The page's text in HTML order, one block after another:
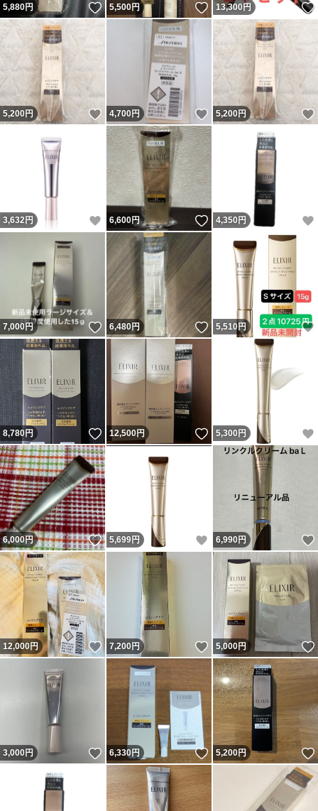
5,880円 いいね！
5,500円 いいね！
13,300 円
5,200円 いいね！
4,700円 いいね！
5,200円
3,632円 いいね！
6,600円 いいね！
4,350 円
7,000円 いいね！
6,480円 いいね！
5,510円
8,780円 いいね！
12,500円 いいね！
5,300 円
6,000円 いいね！
5,699円 いいね！
6,990円
12,000円 いいね！
7,200円 いいね！
5,000円
3,000円 いいね！
6,330円 いいね！
5,200円